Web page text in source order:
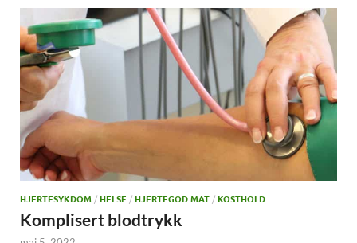
HJERTESYKDOM / HELSE / HJERTEGOD MAT / KOSTHOLD
Komplisert blodtrykk